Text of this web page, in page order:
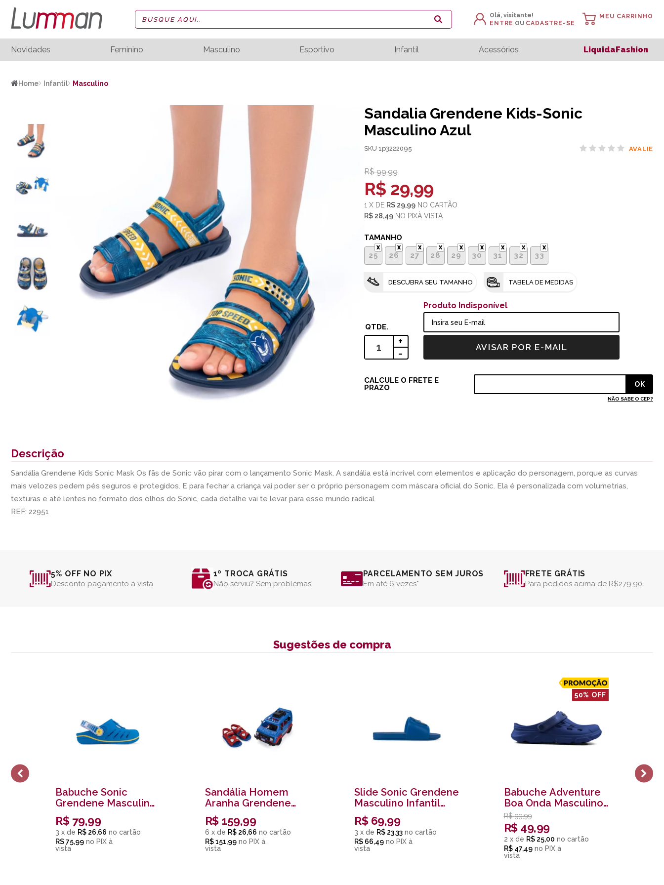
Olá, visitante!
ENTRE OU CADASTRE-SE
MEU CARRINHO
Novidades Feminino Masculino Esportivo Infantil Acessórios LiquidaFashion
Home Infantil Masculino
Sandalia Grendene Kids-Sonic
Masculino Azul
SKU 1p3222095 AVALIE
R$ 99,99
R$ 29,99
1 X DE R$ 29,99 NO CARTÃO
R$ 28,49 NO PIX
TAMANHO
25
26 27 28 29 30 31 32 33
DESCUBRA SEU TAMANHO TABELA DE MEDIDAS
+
-
Produto Indisponível
NÃO SABE O CEP?
Descrição
Sandália Grendene Kids Sonic Mask Os fãs de Sonic vão pirar com o lançamento Sonic Mask. A sandália está incrível com elementos e aplicação do personagem, porque as curvas
mais velozes pedem pés seguros e protegidos. E para fechar a criança vai poder ser o próprio personagem com máscara oficial do Sonic. Ela é personalizada com volumetrias,
texturas e até lentes no formato dos olhos do Sonic, cada detalhe vai te levar para esse mundo radical.
REF: 22951
5% OFF NO PIX
Desconto pagamento à vista
1º TROCA GRÁTIS
Não serviu? Sem problemas!
PARCELAMENTO SEM JUROS
Em até 6 vezes*
FRETE GRÁTIS
Para pedidos acima de R$279,90
Sugestões de compra
Babuche Sonic
Grendene Masculino
Infantil Azul
R$ 79,99
3 x de R$ 26,66
R$ 75,99 no PIX
Sandália Homem
Aranha Grendene
Masculino Infantil
Azul
R$ 159,99
6 x de R$ 26,66
R$ 151,99 no PIX
Slide Sonic Grendene
Masculino Infantil
Azul
R$ 69,99
3 x de R$ 23,33
R$ 66,49 no PIX
50% OFF
Babuche Adventure
Boa Onda Masculino
Azul
R$ 99,99
R$ 49,99
2 x de R$ 25,00
R$ 47,49 no PIX